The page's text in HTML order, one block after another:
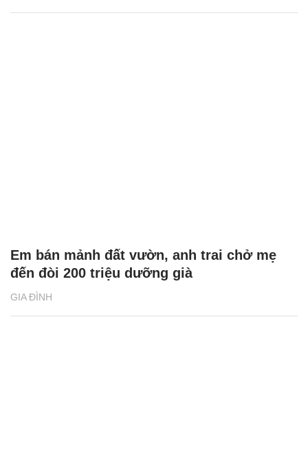
GIA ĐÌNH
Em bán mảnh đất vườn, anh trai chở mẹ
đến đòi 200 triệu dưỡng già